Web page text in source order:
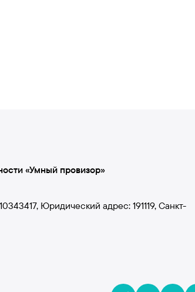
«Умный провизор»
Юридический адрес: 191119, Санкт-